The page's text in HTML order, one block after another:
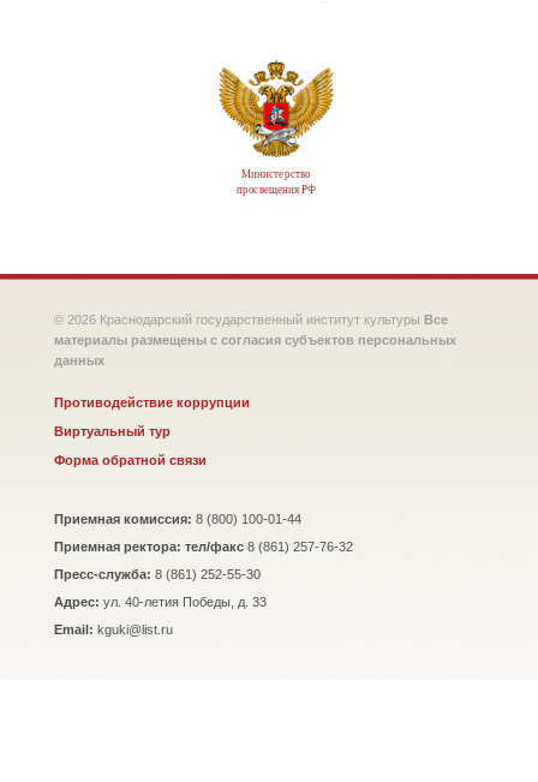
Министерство
просвещения РФ
© 2026 Краснодарский государственный институт культуры Все
материалы размещены с согласия субъектов персональных
данных
Противодействие коррупции
Виртуальный тур
Форма обратной связи
Приемная комиссия: 8 (800) 100-01-44
Приемная ректора: тел/факс 8 (861) 257-76-32
Пресс-служба: 8 (861) 252-55-30
Адрес: ул. 40-летия Победы, д. 33
Email: kguki@list.ru